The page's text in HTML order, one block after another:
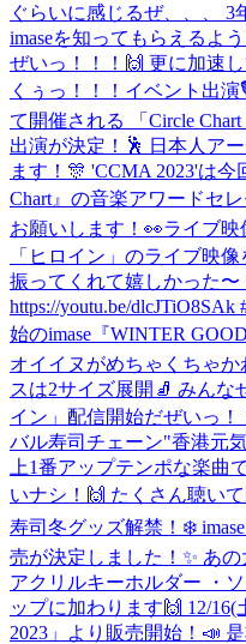
ぐらいに感じるぜ、、、 3
imaseを知ってもらえるよ
ぜいっ！！！🙌 更に加速
くぅっ！！！ イベント出演
て開催される 「Circle Chart
出演が決定！🕺 日本人ア
ます！🎊 'CCMA 2023'は
Chart』の音楽アワードセ
お願いします！👀ライブ映
「ヒロイン」のライブ映
振ってくれて嬉しかった
https://youtu.be/dlcJTiO8SAk
始のimase『WINTER
オイイヌがめちゃくちゃ
スは2サイズ展開🧦 みんな
イン」配信開始だぜいっ！
バル寿司チェーン"香港元
上1番アップテンポな楽曲
いナシ！🙌 たくさん聴い
寿司 冬グッズ解禁！❄️
売が決定しました！✨ あの
アクリルキーホルダー ・
ップに加わります🙌 12/
2023」より販売開始！📣